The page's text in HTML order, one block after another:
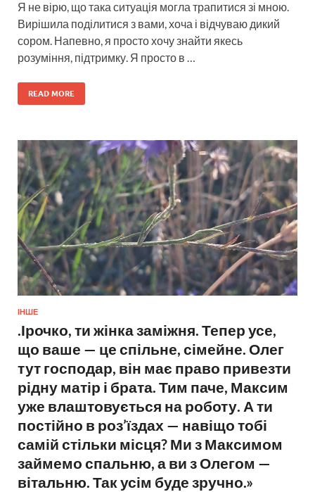
Я не вірю, що така ситуація могла трапитися зі мною.
Вирішила поділитися з вами, хоча і відчуваю дикий
сором. Напевно, я просто хочу знайти якесь
розуміння, підтримку. Я просто в …
READ MORE
ІНШЕ
.Ірочко, ти жінка заміжня. Тепер усе,
що ваше — це спільне, сімейне. Олег
тут господар, він має право привезти
рідну матір і брата. Тим паче, Максим
уже влаштовується на роботу. А ти
постійно в роз’їздах — навіщо тобі
самій стільки місця? Ми з Максимом
займемо спальню, а ви з Олегом —
вітальню. Так усім буде зручно.»